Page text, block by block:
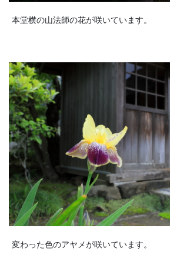
本堂横の山法師の花が咲いています。
変わった色のアヤメが咲いています。